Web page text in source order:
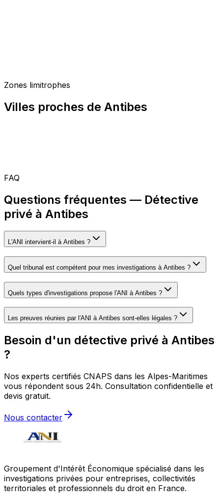
Zones limitrophes
Villes proches de Antibes
FAQ
Questions fréquentes — Détective
privé à Antibes
L'ANI intervient-il à Antibes ?
Quel tribunal est compétent pour mes investigations à Antibes ?
Quels types d'investigations propose l'ANI à Antibes ?
Les preuves réunies par l'ANI à Antibes sont-elles légales ?
Besoin d'un détective privé à Antibes
?
Nos experts certifiés CNAPS dans les Alpes-Maritimes
vous répondent sous 24h. Consultation confidentielle et
devis gratuit.
Nous contacter
Groupement d'Intérêt Économique spécialisé dans les
investigations privées pour entreprises, collectivités
territoriales et professionnels du droit en France.